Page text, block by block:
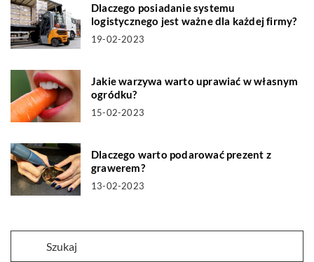
Dlaczego posiadanie systemu
logistycznego jest ważne dla każdej firmy?
19-02-2023
Jakie warzywa warto uprawiać w własnym
ogródku?
15-02-2023
Dlaczego warto podarować prezent z
grawerem?
13-02-2023